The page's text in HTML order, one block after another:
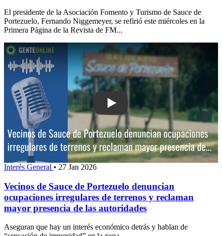
El presidente de la Asociación Fomento y Turismo de Sauce de
Portezuelo, Fernando Niggemeyer, se refirió este miércoles en la
Primera Página de la Revista de FM...
Play: Vecinos de Sauce de
Interés General • 27 Jan 2026
Vecinos de Sauce de Portezuelo denuncian
ocupaciones irregulares de terrenos y reclaman
mayor presencia de las autoridades
Aseguran que hay un interés económico detrás y hablan de